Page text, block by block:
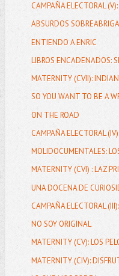
CAMPAÑA ELECTORAL
ABSURDOS
ENTIENDO A ENRIC
LIBROS ENCADENADOS:
MATERNITY (CVII):
SO YOU WANT TO BE A
ON THE ROAD
CAMPAÑA ELECTORAL
MOLIDOCUMENTALES:
MATERNITY (CVI) : LAZ
UNA DOCENA DE
CAMPAÑA ELECTORAL
NO SOY ORIGINAL
MATERNITY (CV): LOS
MATERNITY (CIV):